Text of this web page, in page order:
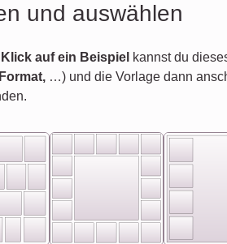
und auswählen
Klick auf ein Beispiel kannst du
…) und die Vorlage dann